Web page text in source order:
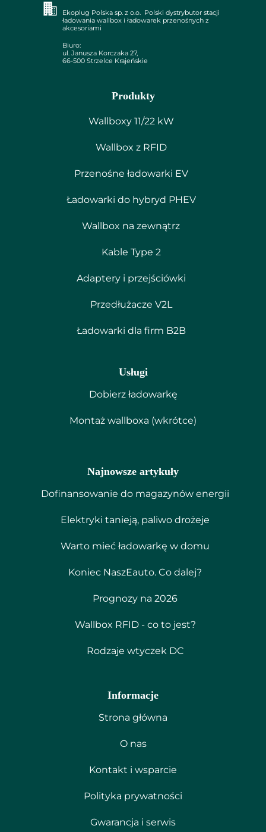
Produkty
Wallboxy 11/22 kW
Wallbox z RFID
Przenośne ładowarki EV
Ładowarki do hybryd PHEV
Wallbox na zewnątrz
Kable Type 2
Adaptery i przejściówki
Przedłużacze V2L
Ładowarki dla firm B2B
Najnowsze artykuły
Dofinansowanie do magazynów energii
Elektryki tanieją, paliwo drożeje
Warto mieć ładowarkę w domu
Koniec NaszEauto. Co dalej?
Prognozy na 2026
Wallbox RFID - co to jest?
Rodzaje wtyczek DC
Ekoplug Polska sp. z o.o. Polski dystrybutor stacji
ładowania wallbox i ładowarek przenośnych z
akcesoriami
Biuro:
ul. Janusza Korczaka 27,
66-500 Strzelce Krajeńskie
Informacje
Strona główna
O nas
Kontakt i wsparcie
Polityka prywatności
Gwarancja i serwis
Usługi
Dobierz ładowarkę
Montaż wallboxa (wkrótce)